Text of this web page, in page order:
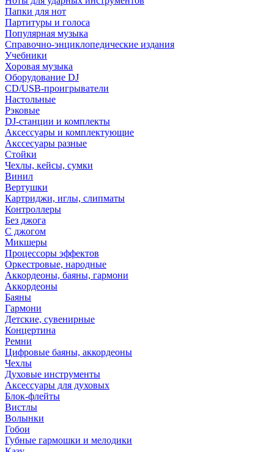
Папки для нот
Партитуры и голоса
Популярная музыка
Справочно-энциклопедические издания
Учебники
Хоровая музыка
Оборудование DJ
CD/USB-проигрыватели
Настольные
Рэковые
DJ-станции и комплекты
Аксессуары и комплектующие
Акссесуары разные
Стойки
Чехлы, кейсы, сумки
Винил
Вертушки
Картриджи, иглы, слипматы
Контроллеры
Без джога
С джогом
Микшеры
Процессоры эффектов
Оркестровые, народные
Аккордеоны, баяны, гармони
Аккордеоны
Баяны
Гармони
Детские, сувенирные
Концертина
Ремни
Цифровые баяны, аккордеоны
Чехлы
Духовые инструменты
Аксессуары для духовых
Блок-флейты
Вистлы
Волынки
Гобои
Губные гармошки и мелодики